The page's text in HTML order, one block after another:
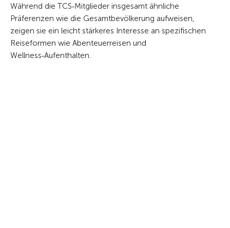
Während die TCS‑Mitglieder insgesamt ähnliche
Präferenzen wie die Gesamtbevölkerung aufweisen,
zeigen sie ein leicht stärkeres Interesse an spezifischen
Reiseformen wie Abenteuerreisen und
Wellness‑Aufenthalten.